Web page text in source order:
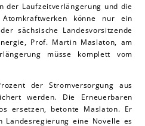
der Laufzeitverlängerung und die
könne nur ein
sächsische Landesvorsitzende
Prof. Martin Mas la ton, am
müsse komplett vom
der Stromversorgung aus
werden. Die Erneuerbaren
ersetzen, betonte Mas la ton. Er
Landesregierung eine Novelle es